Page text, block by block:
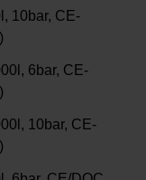
10bar, CE-
6bar, CE-
10bar, CE-